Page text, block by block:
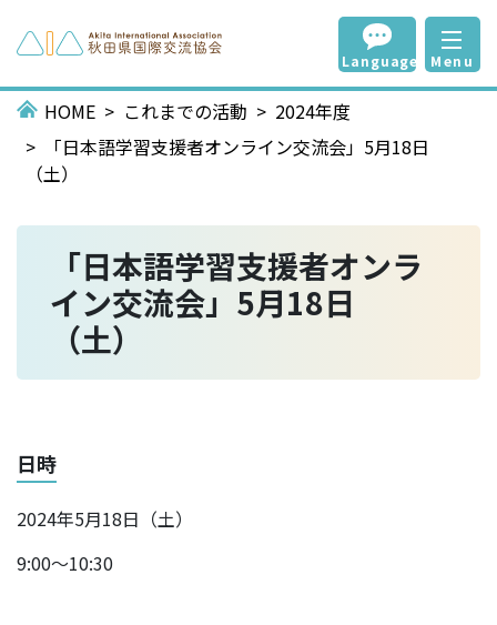
Language Menu
HOME これまでの活動
2024年度
「日本語学習支援者オンライン交流会」5月18日
（土）
「日本語学習支援者オンラ
イン交流会」5月18日
（土）
日時
2024年5月18日（土）
9:00～10:30